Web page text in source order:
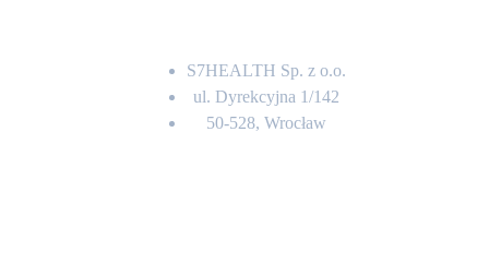
S7HEALTH Sp. z o.o.
ul. Dyrekcyjna 1/142
50-528, Wrocław